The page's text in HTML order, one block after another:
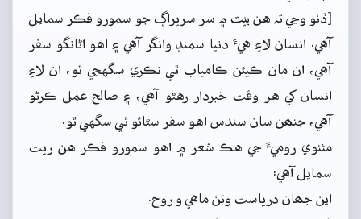
[ڏٺو وڃي تہ هن بيت ۾ سر سريراڳ جو سمورو فڪر سمايل
آهي. انسان لاءِ هيءَ دنيا سمنڊ وانگر آهي ۽ اهو اڻانگو سفر
آهي، ان مان ڪيئن ڪامياب ٿي نڪري سگهجي ٿو، ان لاءِ
انسان کي هر وقت خبردار رهڻو آهي، ۽ صالح عمل ڪرڻو
آهي، جنھن سان سندس اهو سفر سڻائو ٿي سگهي ٿو.
مثنوي روميءَ جي هڪ شعر ۾ اهو سمورو فڪر هن ريت
سمايل آهي:
اين جھان درياست وتن ماهي و روح.